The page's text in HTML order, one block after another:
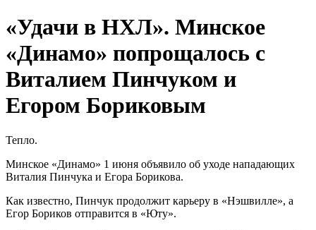
«Удачи в НХЛ». Минское
«Динамо» попрощалось с
Виталием Пинчуком и
Егором Бориковым
Тепло.
Минское «Динамо» 1 июня объявило об уходе нападающих
Виталия Пинчука и Егора Борикова.
Как известно, Пинчук продолжит карьеру в «Нэшвилле», а
Егор Бориков отправится в «Юту».